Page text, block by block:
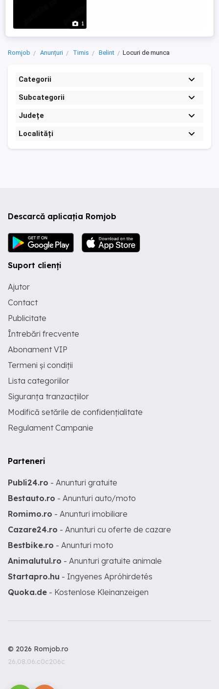
1
Romjob Anunțuri Timis Belint Locuri de munca
Categorii
Subcategorii
Județe
Localități
Descarcă aplicația Romjob
Suport clienți
Ajutor
Contact
Publicitate
Întrebări frecvente
Abonament VIP
Termeni și condiții
Lista categoriilor
Siguranța tranzacțiilor
Modifică setările de confidențialitate
Regulament Campanie
Parteneri
Publi24.ro - Anunturi gratuite
Bestauto.ro - Anunturi auto/moto
Romimo.ro - Anunturi imobiliare
Cazare24.ro - Anunturi cu oferte de cazare
Bestbike.ro - Anunturi moto
Animalutul.ro - Anunturi gratuite animale
Startapro.hu - Ingyenes Apróhirdetés
Quoka.de - Kostenlose Kleinanzeigen
© 2026 Romjob.ro
26.08.06.c0c206c